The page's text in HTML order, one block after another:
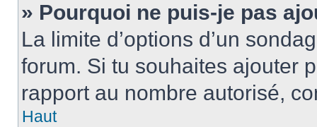
» Pourquoi ne puis-je pas
La limite d’options d’un
forum. Si tu souhaites ajouter
rapport au nombre autorisé,
Haut